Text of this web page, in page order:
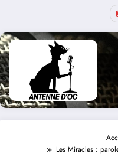
Les Miracles :